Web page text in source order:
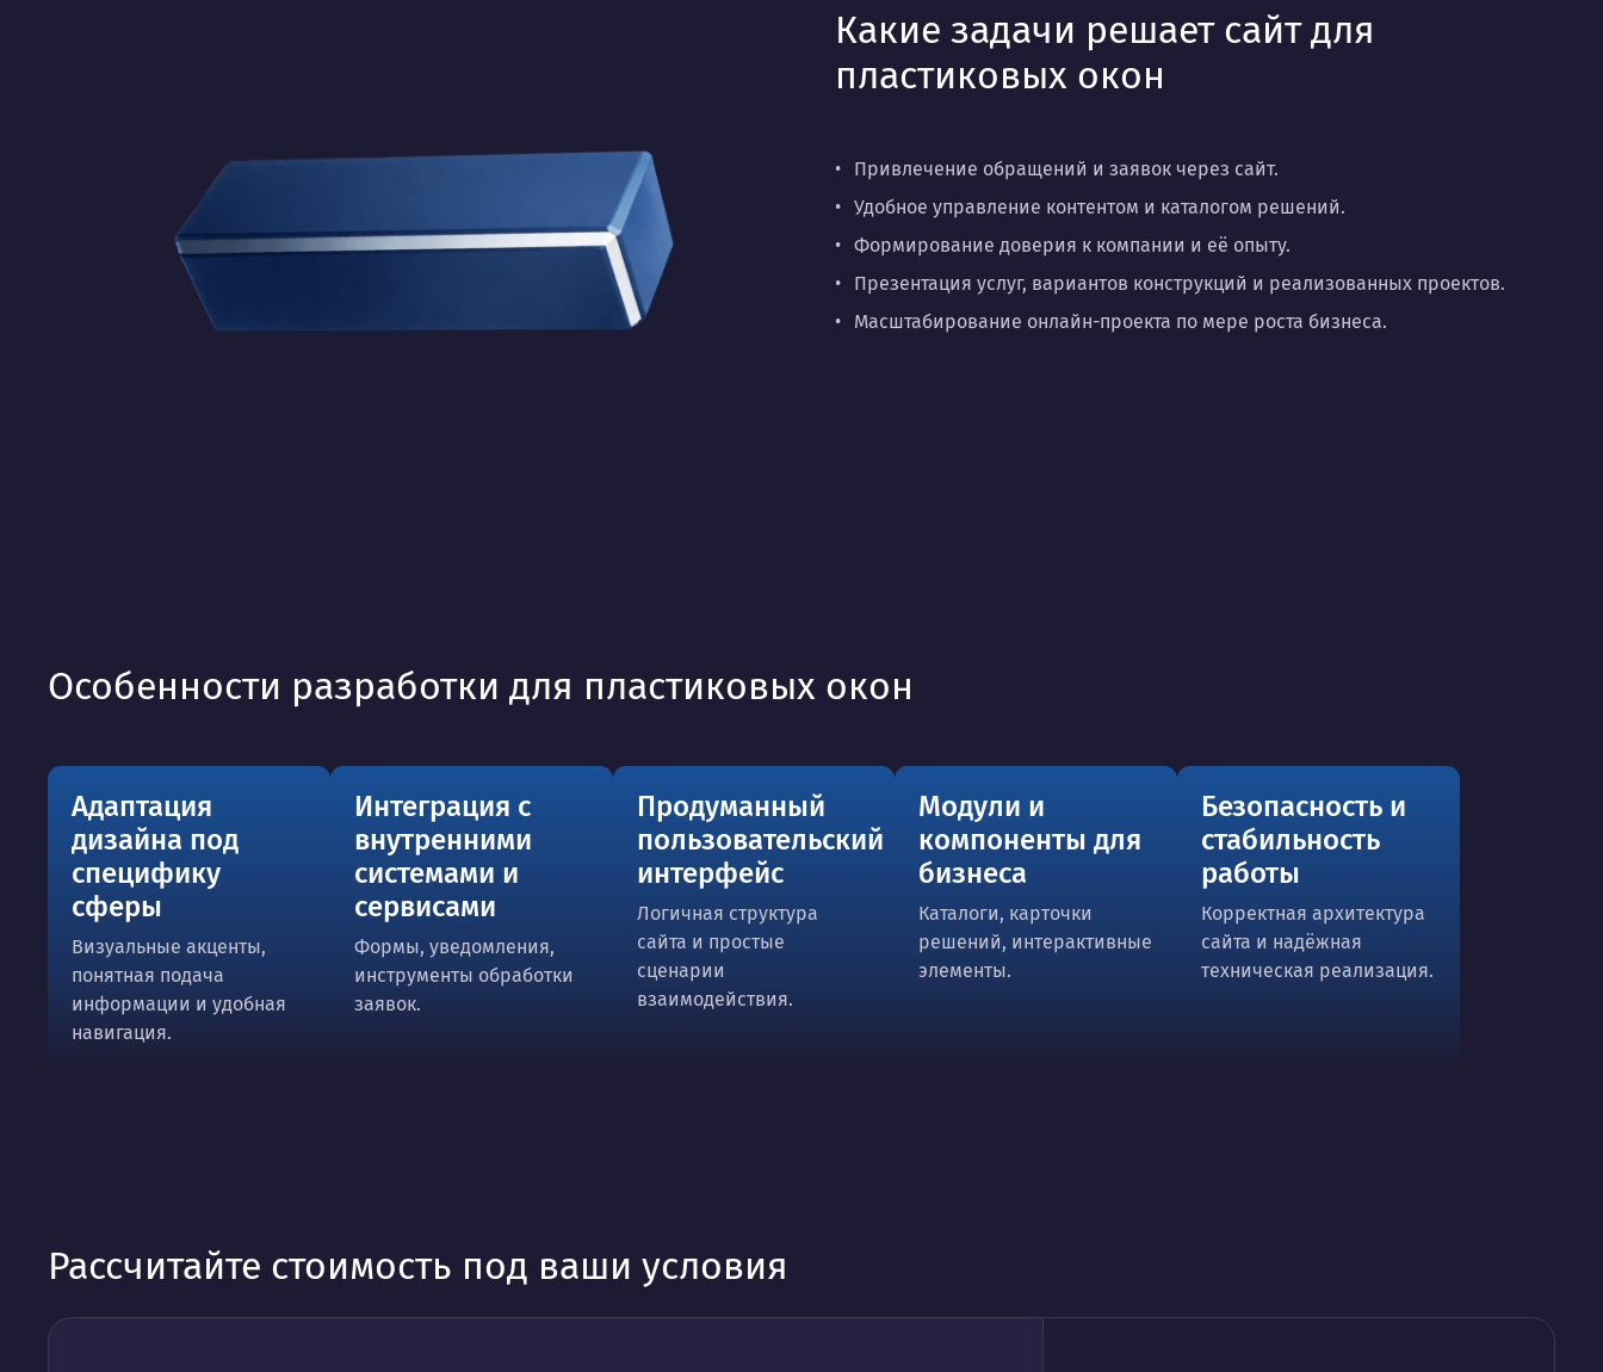
Какие задачи решает сайт для
пластиковых окон
Привлечение обращений и заявок через сайт.
Удобное управление контентом и каталогом решений.
Формирование доверия к компании и её опыту.
Презентация услуг, вариантов конструкций и реализованных проектов.
Масштабирование онлайн-проекта по мере роста бизнеса.
Особенности разработки для пластиковых окон
Адаптация
дизайна под
специфику
сферы
Визуальные акценты,
понятная подача
информации и удобная
навигация.
Интеграция с
внутренними
системами и
сервисами
Формы, уведомления,
инструменты обработки
заявок.
Продуманный
пользовательский
интерфейс
Логичная структура
сайта и простые
сценарии
взаимодействия.
Модули и
компоненты для
бизнеса
Каталоги, карточки
решений, интерактивные
элементы.
Безопасность и
стабильность
работы
Корректная архитектура
сайта и надёжная
техническая реализация.
Рассчитайте стоимость под ваши условия